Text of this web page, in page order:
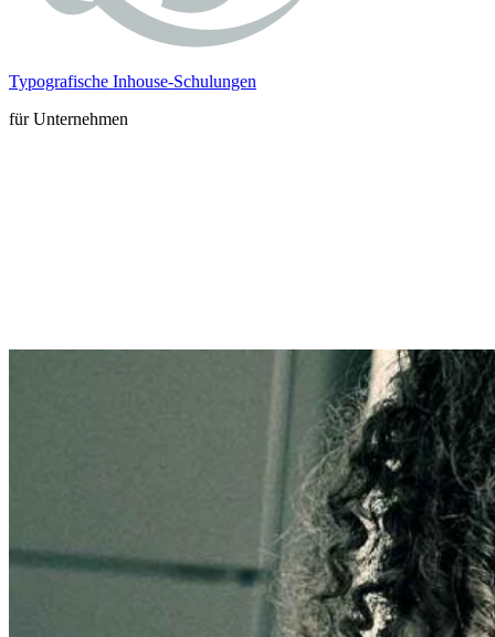
Typografische Inhouse-Schulungen
für Unternehmen